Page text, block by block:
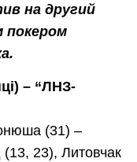
на другий
покером
– “ЛНЗ-
(31) –
23), Литовчак